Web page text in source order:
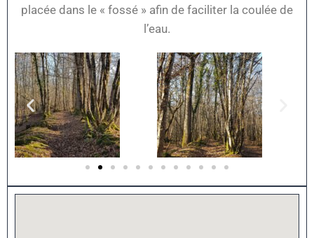
placée dans le « fossé » afin de faciliter la coulée de
l’eau.